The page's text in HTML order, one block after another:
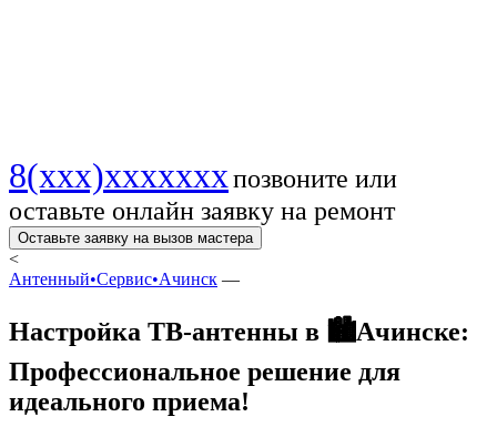
8(xxx)xxxxxxxпозвоните или
оставьте онлайн заявку на ремонт
Оставьте заявку на вызов мастера
<
Антенный•Сервис•Ачинск —
Настройка ТВ-антенны в 🏙️Ачинске:
Профессиональное решение для
идеального приема!